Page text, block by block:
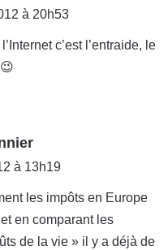
i
à 20h53
c’est l’entraide, le
i
à 13h19
les impôts en Europe
en comparant les
de la vie » il y a déjà de